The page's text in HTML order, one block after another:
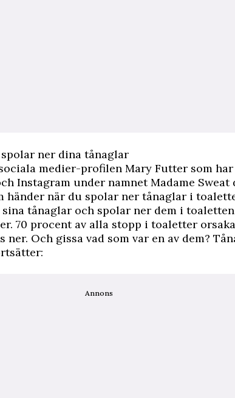
ner dina tånaglar
medier-profilen Mary Futter som
Instagram under namnet Madame Sweat
händer när du spolar ner tånaglar i
tånaglar och spolar ner dem i
70 procent av alla stopp i toaletter
ner. Och gissa vad som var en av dem?
Annons